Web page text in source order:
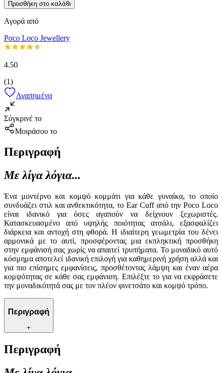
Προσθήκη στο καλάθι
Αγορά από
Poco Loco Jewellery
4.50
(1)
Αγαπημένα
Σύγκρινέ το
Μοιράσου το
Περιγραφή
Με λίγα λόγια...
Ένα μοντέρνο και κομψό κομμάτι για κάθε γυναίκα, το οποίο
συνδυάζει στιλ και ανθεκτικότητα, το Ear Cuff από την Poco Loco
είναι ιδανικό για όσες αγαπούν να δείχνουν ξεχωριστές.
Κατασκευασμένο από υψηλής ποιότητας ατσάλι, εξασφαλίζει
διάρκεια και αντοχή στη φθορά. Η ιδιαίτερη γεωμετρία του δένει
αρμονικά με το αυτί, προσφέροντας μια εκπληκτική προσθήκη
στην εμφάνισή σας χωρίς να απαιτεί τρυπήματα. Το μοναδικό αυτό
κόσμημα αποτελεί ιδανική επιλογή για καθημερινή χρήση αλλά και
για πιο επίσημες εμφανίσεις, προσθέτοντας λάμψη και έναν αέρα
κομψότητας σε κάθε σας εμφάνιση. Επιλέξτε το για να εκφράσετε
την μοναδικότητά σας με τον πλέον φινετσάτο και κομψό τρόπο.
Περιγραφή
+
Περιγραφή